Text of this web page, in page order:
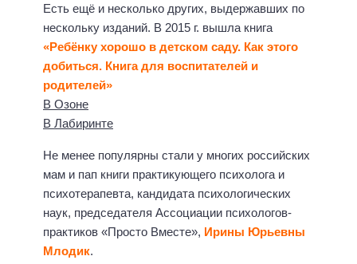
Есть ещё и несколько других, выдержавших по
нескольку изданий. В 2015 г. вышла книга
«Ребёнку хорошо в детском саду. Как этого
добиться. Книга для воспитателей и
родителей»
В Озоне
В Лабиринте
Не менее популярны стали у многих российских
мам и пап книги практикующего психолога и
психотерапевта, кандидата психологических
наук, председателя Ассоциации психологов-
практиков «Просто Вместе», Ирины Юрьевны
Млодик.